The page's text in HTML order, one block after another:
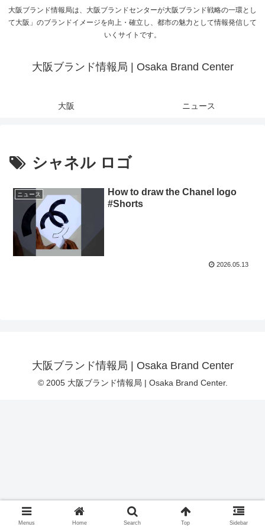
大阪ブランド情報局は、大阪ブランドセンターが大阪ブランド戦略の一環とし
て大阪」のブランドイメージを向上・確立し、都市の魅力として情報発信して
いくサイトです。
大阪ブランド情報局 | Osaka Brand Center
大阪 ニュース
シャネル ロゴ
ニュース
How to draw the Chanel logo
#Shorts
2026.05.13
大阪ブランド情報局 | Osaka Brand Center
© 2005 大阪ブランド情報局 | Osaka Brand Center.
Menus Home Search Top Sidebar